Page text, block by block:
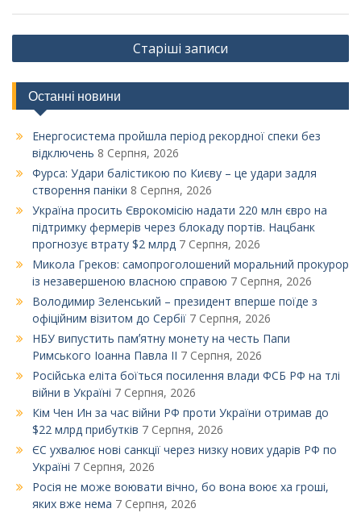
Навігація
за
записами
Старіші записи
Останні новини
Енергосистема пройшла період рекордної спеки без
відключень 8 Серпня, 2026
Фурса: Удари балістикою по Києву – це удари задля
створення паніки 8 Серпня, 2026
Україна просить Єврокомісію надати 220 млн євро на
підтримку фермерів через блокаду портів. Нацбанк
прогнозує втрату $2 млрд 7 Серпня, 2026
Микола Греков: самопроголошений моральний прокурор
із незавершеною власною справою 7 Серпня, 2026
Володимир Зеленський – президент вперше поїде з
офіційним візитом до Сербії 7 Серпня, 2026
НБУ випустить памʼятну монету на честь Папи
Римського Іоанна Павла ІІ 7 Серпня, 2026
Російська еліта боїться посилення влади ФСБ РФ на тлі
війни в Україні 7 Серпня, 2026
Кім Чен Ин за час війни РФ проти України отримав до
$22 млрд прибутків 7 Серпня, 2026
ЄС ухвалює нові санкції через низку нових ударів РФ по
Україні 7 Серпня, 2026
Росія не може воювати вічно, бо вона воює ха гроші,
яких вже нема 7 Серпня, 2026